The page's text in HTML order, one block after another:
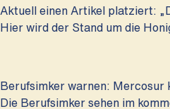
Aktuell einen Artikel platziert:
Hier wird der Stand um die
Berufsimker warnen: Mercosur
Die Berufsimker sehen im